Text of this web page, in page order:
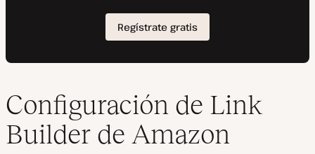
Configuración de Link
Builder de Amazon